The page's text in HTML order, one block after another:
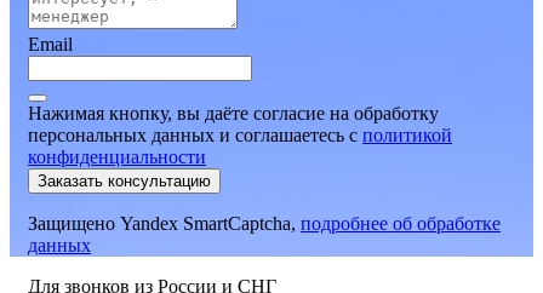
Email
Нажимая кнопку, вы даёте согласие на обработку
персональных данных и соглашаетесь c политикой
конфиденциальности
Заказать консультацию
Защищено Yandex SmartCaptcha, подробнее об обработке
данных
Для звонков из России и СНГ